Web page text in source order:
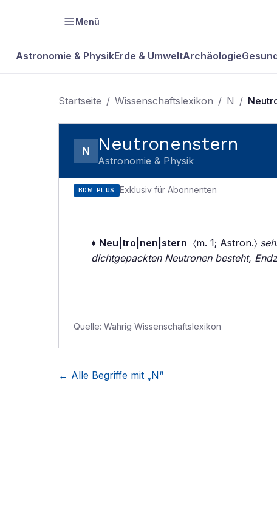
Menü
Astronomie & PhysikErde & UmweltArchäologie
Startseite / Wissenschaftslexikon / N /
N Neutronenstern
Astronomie & Physik
BDW PLUS Exklusiv für Abonnenten
♦ Neu|tro|nen|stern 〈m. 1; Astron.〉
dichtgepackten Neutronen besteht,
Quelle: Wahrig Wissenschaftslexikon
← Alle Begriffe mit „N“